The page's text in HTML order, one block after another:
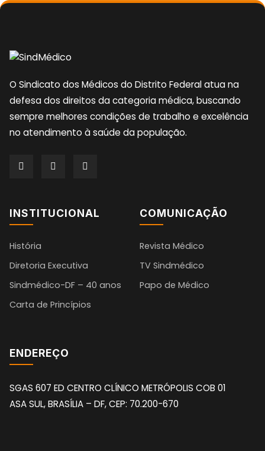
O Sindicato dos Médicos do Distrito Federal atua na
defesa dos direitos da categoria médica, buscando
sempre melhores condições de trabalho e excelência
no atendimento à saúde da população.
INSTITUCIONAL
História
Diretoria Executiva
Sindmédico-DF – 40 anos
Carta de Princípios
COMUNICAÇÃO
Revista Médico
TV Sindmédico
Papo de Médico
ENDEREÇO
SGAS 607 ED CENTRO CLÍNICO METRÓPOLIS COB 01
ASA SUL, BRASÍLIA – DF, CEP: 70.200-670